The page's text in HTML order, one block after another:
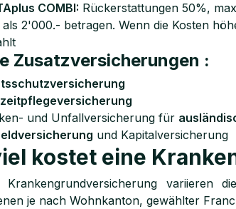
COMBI: Rückerstattungen 50%,
2'000.- betragen. Wenn die Kosten
Zusatzversicherungen :
und Unfallversicherung für
und Kapitalversicherung
kostet eine
variieren
je nach Wohnkanton, gewählter